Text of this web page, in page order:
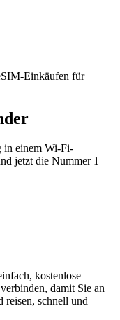
Einkäufen für
in einem Wi-Fi-
jetzt die Nummer 1
kostenlose
damit Sie an
reisen, schnell und